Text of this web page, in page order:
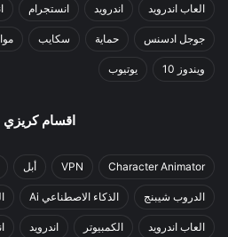
العاب اندرويد اندرويد انستجرام
جوجل ادسنس حماية سكايب
ويندوز 10 يوتيوب
اقسام
Character Animator
VPN أبل
الدروب شيبنج الذكاء الاصطناعي Ai
العاب اندرويد الكمبيوتر اندرويد